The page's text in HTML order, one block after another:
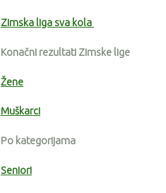
Zimska liga sva kola
Konačni rezultati Zimske lige
Žene
Muškarci
Po kategorijama
Seniori